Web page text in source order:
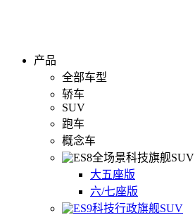
产品
全部车型
轿车
SUV
跑车
概念车
全场景科技旗舰SUV
大五座版
六/七座版
科技行政旗舰SUV